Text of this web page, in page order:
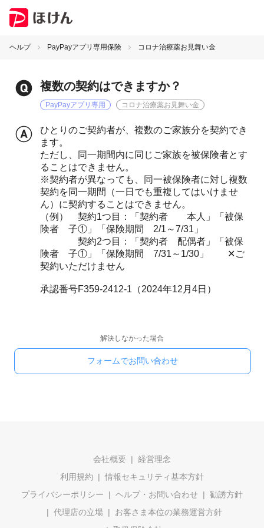
ヘルプ PayPayアプリ専用保険 コロナ治療薬お見舞い金
複数の契約はできますか？
PayPayアプリ専用 コロナ治療薬お見舞い金
ひとりのご契約者が、複数のご家族分を契約でき
ます。
ただし、同一期間内に同じご家族を被保険者とす
ることはできません。
※契約者が異なっても、同一被保険者に対し複数
契約を同一期間（一日でも重複してはいけませ
ん）に契約することはできません。
（例） 契約1つ目：「契約者 本人」「被保
険者 子①」「保険期間 2/1～7/31」
契約2つ目：「契約者 配偶者」「被保
険者 子①」「保険期間 7/31～1/30」 ✕ご
契約いただけません
承認番号F359-2412-1（2024年12月4日）
解決しなかった場合
フォームでお問い合わせ
会社概要
経営理念
利用規約
情報セキュリティ基本方針
プライバシーポリシー
ヘルプ・お問い合わせ
勧誘方針
代理店の立場
お客さま本位の業務運営方針